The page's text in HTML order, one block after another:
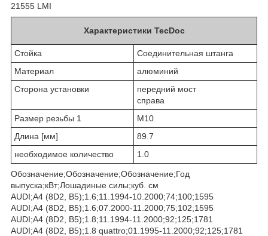
21555 LMI
Характеристики TecDoc
Стойка
Соединительная штанга
Материал
алюминий
Сторона установки
передний мост
справа
Размер резьбы 1
M10
Длина [мм]
89.7
необходимое количество
1.0
Обозначение;Обозначение;Обозначение;Год
выпуска;кВт;Лошадиные силы;куб. см
AUDI;A4 (8D2, B5);1.6;11.1994-10.2000;74;100;1595
AUDI;A4 (8D2, B5);1.6;07.2000-11.2000;75;102;1595
AUDI;A4 (8D2, B5);1.8;11.1994-11.2000;92;125;1781
AUDI;A4 (8D2, B5);1.8 quattro;01.1995-11.2000;92;125;1781